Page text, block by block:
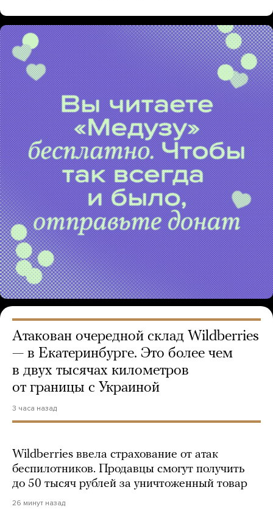
Атакован очередной склад Wildberries
— в Екатеринбурге. Это более чем
в двух тысячах километров
от границы с Украиной
3 часа назад
Wildberries ввела страхование от атак
беспилотников. Продавцы смогут получить
до 50 тысяч рублей за уничтоженный товар
26 минут назад